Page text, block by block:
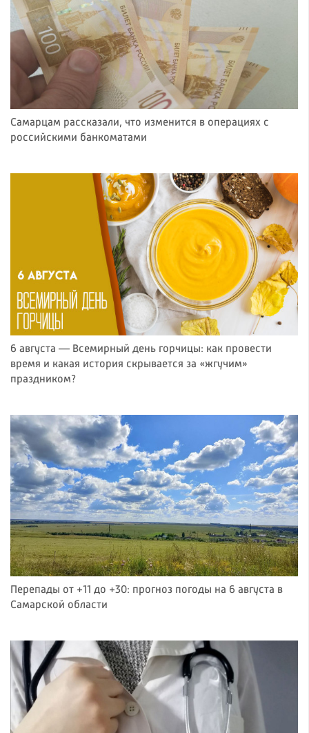
Самарцам рассказали, что изменится в операциях с
российскими банкоматами
6 августа — Всемирный день горчицы: как провести
время и какая история скрывается за «жгучим»
праздником?
Перепады от +11 до +30: прогноз погоды на 6 августа в
Самарской области